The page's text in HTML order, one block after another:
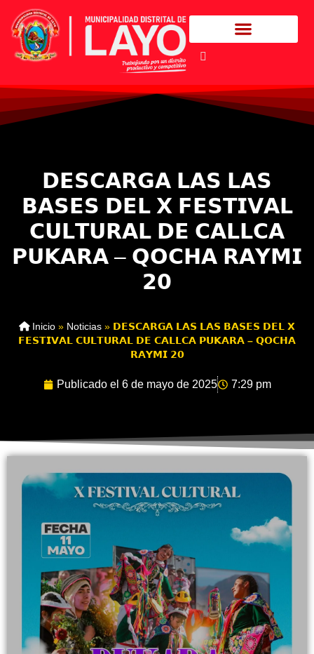
𝗗𝗘𝗦𝗖𝗔𝗥𝗚𝗔 𝗟𝗔𝗦 𝗟𝗔𝗦
𝗕𝗔𝗦𝗘𝗦 𝗗𝗘𝗟 𝗫 𝗙𝗘𝗦𝗧𝗜𝗩𝗔𝗟
𝗖𝗨𝗟𝗧𝗨𝗥𝗔𝗟 𝗗𝗘 𝗖𝗔𝗟𝗟𝗖𝗔
𝗣𝗨𝗞𝗔𝗥𝗔 – 𝗤𝗢𝗖𝗛𝗔 𝗥𝗔𝗬𝗠𝗜
𝟮𝟬
Inicio » Noticias » 𝗗𝗘𝗦𝗖𝗔𝗥𝗚𝗔 𝗟𝗔𝗦 𝗟𝗔𝗦 𝗕𝗔𝗦𝗘𝗦 𝗗𝗘𝗟 𝗫
𝗙𝗘𝗦𝗧𝗜𝗩𝗔𝗟 𝗖𝗨𝗟𝗧𝗨𝗥𝗔𝗟 𝗗𝗘 𝗖𝗔𝗟𝗟𝗖𝗔 𝗣𝗨𝗞𝗔𝗥𝗔 – 𝗤𝗢𝗖𝗛𝗔
𝗥𝗔𝗬𝗠𝗜 𝟮𝟬
Publicado el 6 de mayo de 2025 7:29 pm